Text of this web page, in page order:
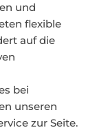
und
flexible
auf die
bei
unseren
zur Seite.